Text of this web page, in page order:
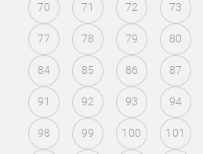
70 71 72 73
77 78 79 80
84 85 86 87
91 92 93 94
98 99 100 101